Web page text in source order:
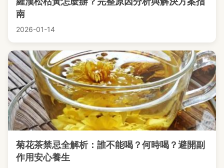
南
2026-01-14
菊花茶禁忌全解析：誰不能喝？何時喝？避開副
作用安心養生